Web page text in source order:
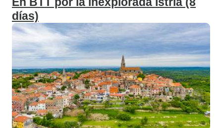
días)